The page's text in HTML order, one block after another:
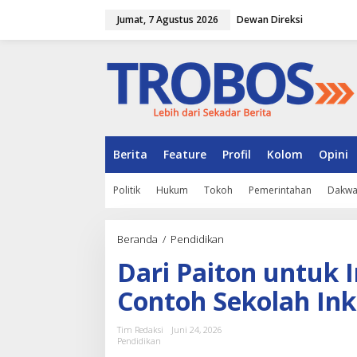
Jumat, 7 Agustus 2026 Dewan Direksi
Berita Feature Profil Kolom Opini
Politik Hukum Tokoh Pemerintahan
Beranda / Pendidikan
r
i
P
a
Dari Paiton untuk
Contoh Sekolah
Tim Redaksi
Juni 24, 2026
Pendidikan